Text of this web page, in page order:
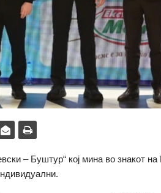
– Буштур“ кој мина во знакот